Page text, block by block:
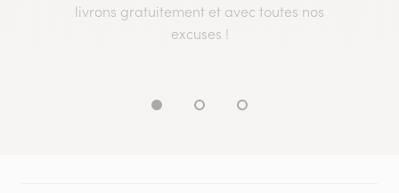
livrons gratuitement et avec toutes nos
excuses !